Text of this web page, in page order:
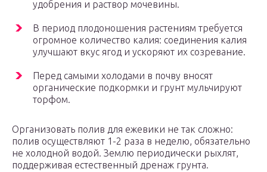
удобрения и раствор мочевины.
В период плодоношения растениям требуется
огромное количество калия: соединения калия
улучшают вкус ягод и ускоряют их созревание.
Перед самыми холодами в почву вносят
органические подкормки и грунт мульчируют
торфом.
Организовать полив для ежевики не так сложно:
полив осуществляют 1-2 раза в неделю, обязательно
не холодной водой. Землю периодически рыхлят,
поддерживая естественный дренаж грунта.